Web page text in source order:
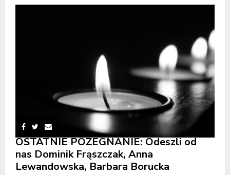
OSTATNIE POŻEGNANIE: Odeszli od
nas Dominik Frąszczak, Anna
Lewandowska, Barbara Borucka